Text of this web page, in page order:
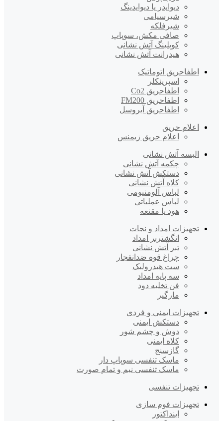
دیوایدر یا دیوایدینگ
شیرسیامی
شیرفلکه
صافی مکش، سوپاپ
کوپلینگ آتش نشانی
هیدرانت آتش نشانی
اطفاحریق اتوماتیک
اسپرینکلر
اطفاحریق Co2
اطفاحریق FM200
اطفاحریق آیروسل
اعلام حریق
اعلام حریق زیمنس
البسه آتش نشانی
چکمه آتش نشانی
دستکش آتش نشانی
کلاه آتش نشانی
لباس آلومنیومی
لباس عملیاتی
هود یا مقنعه
تجهیزات امداد و نجات
انگشتربر امداد
تبر آتش نشانی
چراغ قوه ضدانفجار
ست هیدرولیک
سه پایه امداد
فن تخلیه دود
مارگیر
تجهیزات ایمنی و فردی
دستکش ایمنی
دوش و چشم شور
کلاه ایمنی
گازسنج
ماسک تنفسی سوپاپ دار
ماسک تنفسی نیم و تمام صورت
تجهیزات تنفسی
تجهیزات فوم سازی
اینداکتور